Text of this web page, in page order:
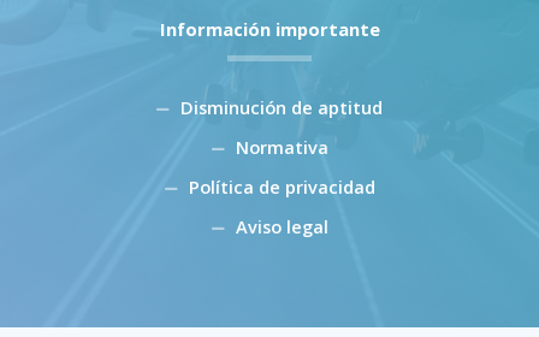
Información importante
Disminución de aptitud
Normativa
Política de privacidad
Aviso legal